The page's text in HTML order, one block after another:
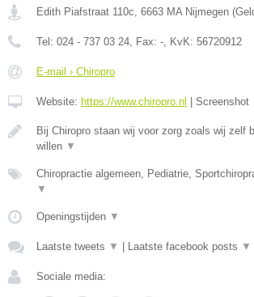
Edith Piafstraat 110c, 6663 MA Nijmegen (
Tel: 024 - 737 03 24, Fax: -, KvK: 56720912
E-mail › Chiropro
Website: https://www.chiropro.nl Screenshot
Bij Chiropro staan wij voor zorg zoals wij zelf
willen ▼
Chiropractie algemeen, Pediatrie,
▼
Openingstijden ▼
Laatste tweets ▼ Laatste facebook posts ▼
Sociale media: